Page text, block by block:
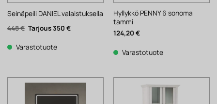
Seinäpeili DANIEL valaistuksella
448€ Alkuperäinen
hinta
448 €.
350 €Nykyinen
Varastotuote
Hyllykkö PENNY 6 sonoma
tammi
124,20 €
Varastotuote